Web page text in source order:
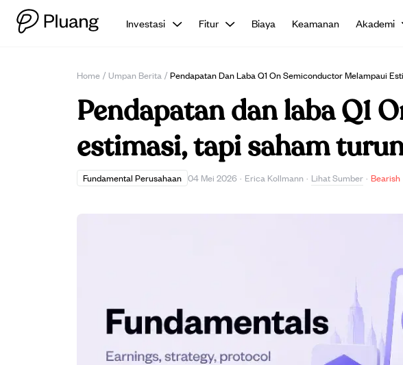
Investasi Fitur Biaya Keamanan Akademi
Home / Umpan Berita / Pendapatan Dan Laba Q1 On Semiconductor Melampaui
Pendapatan dan laba Q1
estimasi, tapi saham
Fundamental Perusahaan 04 Mei 2026 · Erica Kollmann · Lihat Sumber · Bearish